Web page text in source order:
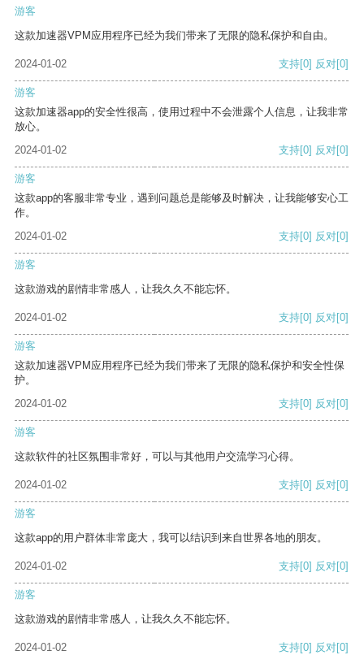
游客
这款加速器VPM应用程序已经为我们带来了无限的隐私保护和自由。
2024-01-02 支持[0] 反对[0]
游客
这款加速器app的安全性很高，使用过程中不会泄露个人信息，让我非常
放心。
2024-01-02
支持[0] 反对[0]
游客
这款app的客服非常专业，遇到问题总是能够及时解决，让我能够安心工
作。
2024-01-02
支持[0] 反对[0]
游客
这款游戏的剧情非常感人，让我久久不能忘怀。
2024-01-02 支持[0] 反对[0]
游客
这款加速器VPM应用程序已经为我们带来了无限的隐私保护和安全性保
护。
2024-01-02
支持[0] 反对[0]
游客
这款软件的社区氛围非常好，可以与其他用户交流学习心得。
2024-01-02 支持[0] 反对[0]
游客
这款app的用户群体非常庞大，我可以结识到来自世界各地的朋友。
2024-01-02 支持[0] 反对[0]
游客
这款游戏的剧情非常感人，让我久久不能忘怀。
2024-01-02 支持[0] 反对[0]